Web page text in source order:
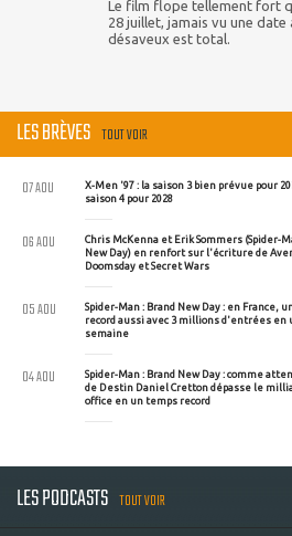
Le film flope tellement fort
28 juillet, jamais vu une date
désaveux est total.
LES BRÈVES TOUT VOIR
X-Men '97 : la saison 3 bien prévue pour
saison 4 pour 2028
07 AOU
Chris McKenna et Erik Sommers (Spider-
New Day) en renfort sur l'écriture de
Doomsday et Secret Wars
06 AOU
Spider-Man : Brand New Day : en France,
record aussi avec 3 millions d'entrées en
semaine
05 AOU
Spider-Man : Brand New Day : comme
de Destin Daniel Cretton dépasse le
office en un temps record
04 AOU
LES PODCASTS TOUT VOIR